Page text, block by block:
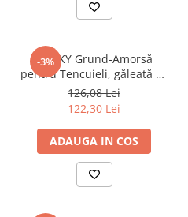
-3%
STICKY Grund-Amorsă
pentru Tencuieli, găleată 15
kg, teracota
126,08 Lei
122,30 Lei
ADAUGA IN COS